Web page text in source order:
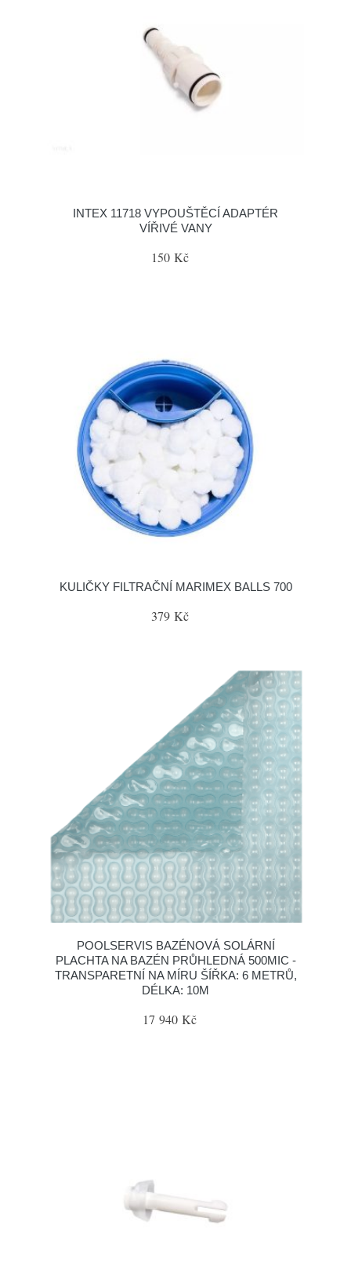
INTEX 11718 VYPOUŠTĚCÍ ADAPTÉR
VÍŘIVÉ VANY
150 Kč
KULIČKY FILTRAČNÍ MARIMEX BALLS 700
379 Kč
POOLSERVIS BAZÉNOVÁ SOLÁRNÍ
PLACHTA NA BAZÉN PRŮHLEDNÁ 500MIC -
TRANSPARETNÍ NA MÍRU ŠÍŘKA: 6 METRŮ,
DÉLKA: 10M
17 940 Kč